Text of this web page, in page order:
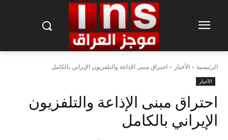
الرئيسية الأخبار احتراق مبنى الإذاعة والتلفزيون الإيراني بالكامل
الأخبار
احتراق مبنى الإذاعة والتلفزيون
الإيراني بالكامل